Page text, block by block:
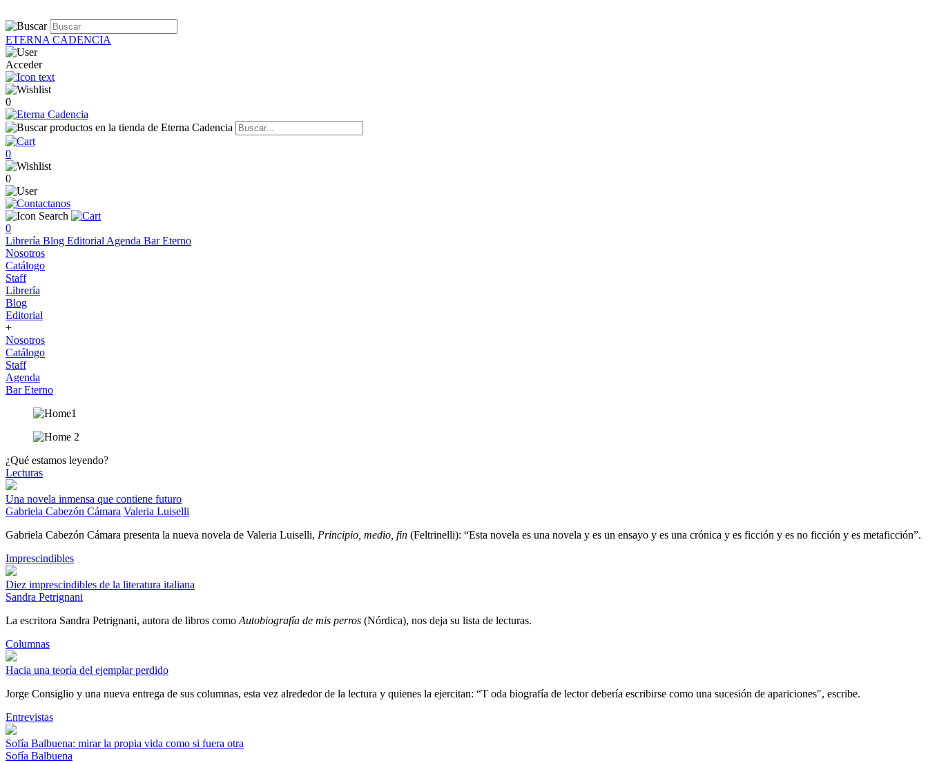
ETERNA CADENCIA
Acceder
0
0
0
0
Librería Blog Editorial Agenda Bar Eterno
Nosotros
Catálogo
Staff
Librería
Blog
Editorial
+
Nosotros
Catálogo
Staff
Agenda
Bar Eterno
¿Qué estamos leyendo?
Lecturas
Una novela inmensa que contiene futuro
Gabriela Cabezón Cámara Valeria Luiselli
Gabriela Cabezón Cámara presenta la nueva novela de Valeria Luiselli, Principio, medio, fin (Feltrinelli): “Esta novela es una novela y es un ensayo y es una crónica y es ficción y es no ficción y es metaficción”.
Imprescindibles
Diez imprescindibles de la literatura italiana
Sandra Petrignani
La escritora Sandra Petrignani, autora de libros como Autobiografía de mis perros (Nórdica), nos deja su lista de lecturas.
Columnas
Hacia una teoría del ejemplar perdido
Jorge Consiglio y una nueva entrega de sus columnas, esta vez alrededor de la lectura y quienes la ejercitan: “T oda biografía de lector debería escribirse como una sucesión de apariciones", escribe.
Entrevistas
Sofía Balbuena: mirar la propia vida como si fuera otra
Sofía Balbuena